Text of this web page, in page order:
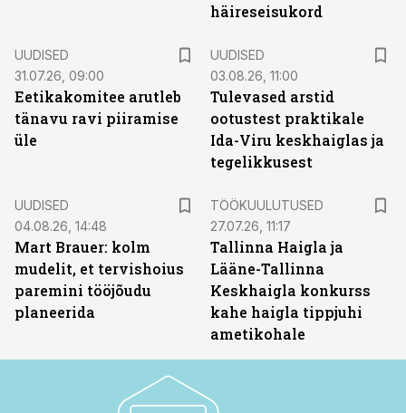
häireseisukord
UUDISED
31.07.26, 09:00
Eetikakomitee arutleb
tänavu ravi piiramise
üle
UUDISED
03.08.26, 11:00
Tulevased arstid
ootustest praktikale
Ida-Viru keskhaiglas ja
tegelikkusest
UUDISED
04.08.26, 14:48
Mart Brauer: kolm
mudelit, et tervishoius
paremini tööjõudu
planeerida
TÖÖKUULUTUSED
27.07.26, 11:17
Tallinna Haigla ja
Lääne-Tallinna
Keskhaigla konkurss
kahe haigla tippjuhi
ametikohale